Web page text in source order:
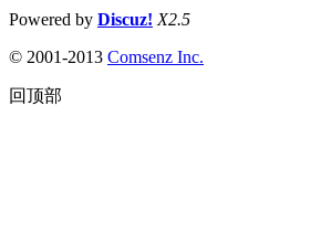
Powered by Discuz! X2.5
© 2001-2013 Comsenz Inc.
回顶部